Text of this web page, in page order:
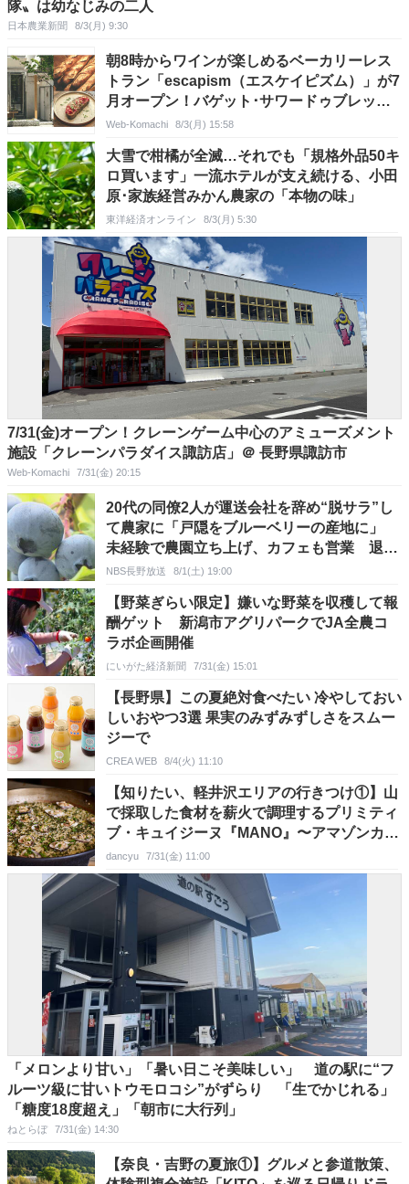
隊〟は幼なじみの二人
日本農業新聞 8/3(月) 9:30
朝8時からワインが楽しめるベーカリーレス
トラン「escapism（エスケイピズム）」が7
月オープン！バゲット･サワードゥブレッド･
クロワッサンなどを販売！店内では定番パン
本市
Web-Komachi 8/3(月) 15:58
大雪で柑橘が全滅…それでも「規格外品50キ
ロ買います」一流ホテルが支え続ける、小田
原･家族経営みかん農家の「本物の味」
東洋経済オンライン 8/3(月) 5:30
7/31(金)オープン！クレーンゲーム中心のアミューズメント
施設「クレーンパラダイス諏訪店」＠ 長野県諏訪市
Web-Komachi 7/31(金) 20:15
20代の同僚2人が運送会社を辞め“脱サラ”し
て農家に「戸隠をブルーベリーの産地に」
未経験で農園立ち上げ、カフェも営業 退職
金で苗を購入、アルバイトしながらの生活も
NBS長野放送 8/1(土) 19:00
【野菜ぎらい限定】嫌いな野菜を収穫して報
酬ゲット 新潟市アグリパークでJA全農コ
ラボ企画開催
にいがた経済新聞 7/31(金) 15:01
【長野県】この夏絶対食べたい 冷やしておい
しいおやつ3選 果実のみずみずしさをスムー
ジーで
CREA WEB 8/4(火) 11:10
【知りたい、軽井沢エリアの行きつけ①】山
で採取した食材を薪火で調理するプリミティ
ブ・キュイジーヌ『MANO』〜アマゾンカカ
オ・太田哲雄さんの紹介
dancyu 7/31(金) 11:00
「メロンより甘い」「暑い日こそ美味しい」 道の駅に“フ
ルーツ級に甘いトウモロコシ”がずらり 「生でかじれる」
「糖度18度超え」「朝市に大行列」
ねとらぼ 7/31(金) 14:30
【奈良・吉野の夏旅①】グルメと参道散策、